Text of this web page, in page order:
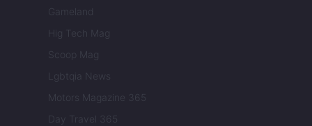
Gameland
Hig Tech Mag
Scoop Mag
Lgbtqia News
Motors Magazine 365
Day Travel 365